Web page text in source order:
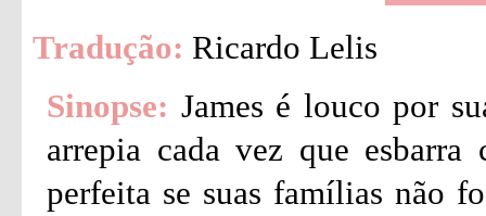
Tradução: Ricardo Lelis
Sinopse: James é louco por
arrepia cada vez que esbarra
perfeita se suas famílias não